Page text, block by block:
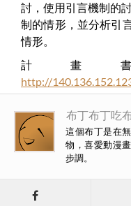
討，使用引言機制的
制的情形，並分析引
情形。
計畫
http://
布丁布丁吃
這個布丁是在
物，喜愛動漫
步調。